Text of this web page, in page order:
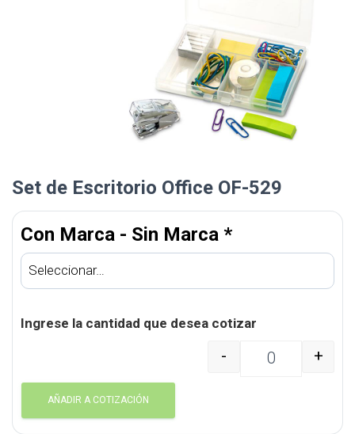
Set de Escritorio Office OF-529
Con Marca - Sin Marca *
Ingrese la cantidad que desea cotizar
Set de Escritorio
- +
AÑADIR A COTIZACIÓN